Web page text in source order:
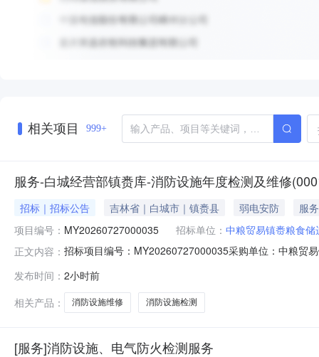
相关项目 999+
服务-白城经营部镇赉库-消防设施年度检测及维修
招标｜招标公告 吉林省｜白城市｜镇赉县 弱电安防
服务
项目编号： MY20260727000035 招标单位： 中粮贸易镇赉粮食储
正文内容： 招标项目编号：MY20260727000035采购单位：中粮贸
1209:00:00截标/开标时间：2026-08-1209:00:00招标范
发布时间： 2小时前
相关产品：
消防设施维修 消防设施检测
[服务]消防设施、电气防火检测服务